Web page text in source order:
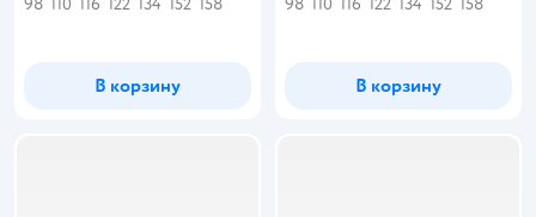
В корзину В корзину